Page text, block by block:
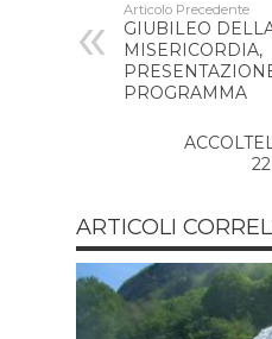
Articolo Precedente
GIUBILEO
MISERICORDIA,
PROGRAMMA
ARTICOLI